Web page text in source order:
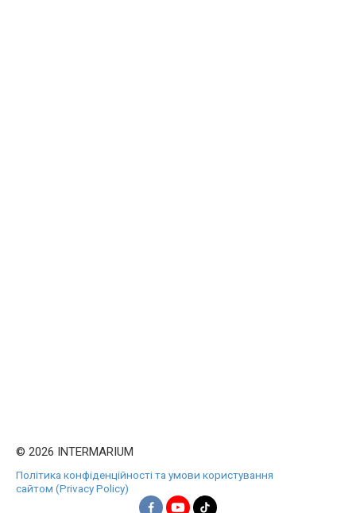
© 2026 INTERMARIUM
Політика конфіденційності та умови користування
сайтом (Privacy Policy)